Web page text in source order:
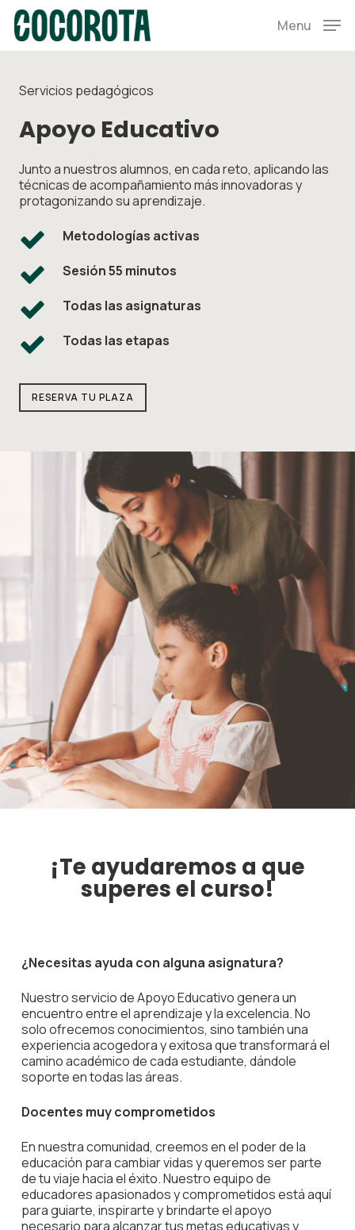
Skip
main
content
Menu
Servicios pedagógicos
Apoyo Educativo
Junto a nuestros alumnos, en cada reto, aplicando las
técnicas de acompañamiento más innovadoras y
protagonizando su aprendizaje.
Metodologías activas
Sesión 55 minutos
Todas las asignaturas
Todas las etapas
RESERVA TU PLAZA
¡Te ayudaremos a que
superes el curso!
¿Necesitas ayuda con alguna asignatura?
Nuestro servicio de Apoyo Educativo genera un
encuentro entre el aprendizaje y la excelencia. No
solo ofrecemos conocimientos, sino también una
experiencia acogedora y exitosa que transformará el
camino académico de cada estudiante, dándole
soporte en todas las áreas.
Docentes muy comprometidos
En nuestra comunidad, creemos en el poder de la
educación para cambiar vidas y queremos ser parte
de tu viaje hacia el éxito. Nuestro equipo de
educadores apasionados y comprometidos está aquí
para guiarte, inspirarte y brindarte el apoyo
necesario para alcanzar tus metas educativas y